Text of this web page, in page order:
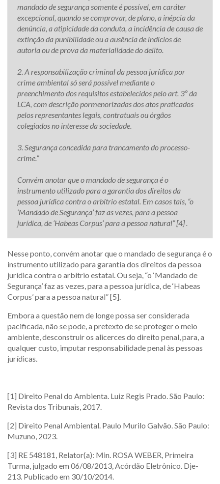
mandado de segurança somente é possível, em caráter
excepcional, quando se comprovar, de plano, a inépcia da
denúncia, a atipicidade da conduta, a incidência de causa de
extinção da punibilidade ou a ausência de indícios de
autoria ou de prova da materialidade do delito.
2. A responsabilização criminal da pessoa jurídica por
crime ambiental só será possível mediante o
preenchimento dos requisitos estabelecidos pelo art. 3º da
LCA, com descrição pormenorizadas dos atos praticados
pelos representantes legais, contratuais ou órgãos
colegiados no interesse da sociedade.
3. Segurança concedida para trancamento do processo-
crime.”
Convém anotar que o mandado de segurança é o
instrumento utilizado para a garantia dos direitos da
pessoa jurídica contra o arbítrio estatal. Em casos tais, “o
‘Mandado de Segurança’ faz as vezes, para a pessoa
jurídica, de ‘Habeas Corpus’ para a pessoa natural” [4] .
Nesse ponto, convém anotar que o mandado de segurança é o
instrumento utilizado para garantia dos direitos da pessoa
jurídica contra o arbítrio estatal. Ou seja, “o ‘Mandado de
Segurança’ faz as vezes, para a pessoa jurídica, de ‘Habeas
Corpus’ para a pessoa natural” [5].
Embora a questão nem de longe possa ser considerada
pacificada, não se pode, a pretexto de se proteger o meio
ambiente, desconstruir os alicerces do direito penal, para, a
qualquer custo, imputar responsabilidade penal às pessoas
jurídicas.
[1] Direito Penal do Ambienta. Luiz Regis Prado. São Paulo:
Revista dos Tribunais, 2017.
[2] Direito Penal Ambiental. Paulo Murilo Galvão. São Paulo:
Muzuno, 2023.
[3] RE 548181, Relator(a): Min. ROSA WEBER, Primeira
Turma, julgado em 06/08/2013, Acórdão Eletrônico. Dje-
213. Publicado em 30/10/2014.